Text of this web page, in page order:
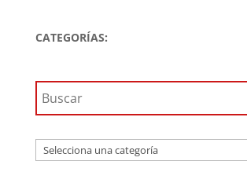
era:
CATEGORÍAS:
Selecciona
una